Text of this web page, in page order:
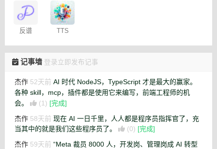
– 免费
反谱
TTS
记事墙 登录立即发布记事
杰作 52天前 AI 时代 NodeJS，TypeScript 才是最大的赢家。
各种 skill，mcp，插件都是使用它来编写，前端工程师的机
会。
(1) [完成]
杰作 58天前 现在 AI 一日千里，人人都是程序员指挥官了，充
当其中的就是我们这些程序员了。
(0) [完成]
杰作 59天前 “Meta 裁员 8000 人，开发岗、管理岗成 AI 转型